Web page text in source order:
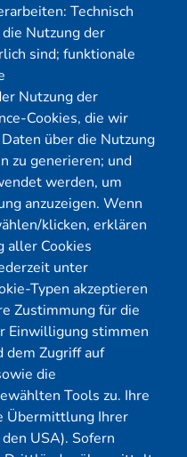
Technisch
Nutzung der
sind; funktionale
Nutzung der
Cookies, die wir
über die Nutzung
zu generieren; und
werden, um
anzuzeigen. Wenn
klicken, erklären
aller Cookies
unter
Typen akzeptieren
Zustimmung für die
Einwilligung stimmen
dem Zugriff auf
die
Tools zu. Ihre
Übermittlung Ihrer
USA). Sofern
Impressum